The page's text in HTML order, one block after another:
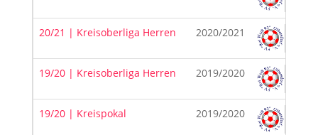
20/21 | Kreisoberliga Herren 2020/2021
19/20 | Kreisoberliga Herren 2019/2020
19/20 | Kreispokal 2019/2020